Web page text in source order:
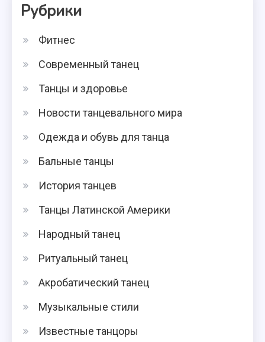
записям
Рубрики
Фитнес
Современный танец
Танцы и здоровье
Новости танцевального мира
Одежда и обувь для танца
Бальные танцы
История танцев
Танцы Латинской Америки
Народный танец
Ритуальный танец
Акробатический танец
Музыкальные стили
Известные танцоры